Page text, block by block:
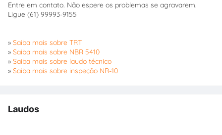
Entre em contato. Não espere os problemas se agravarem.
Ligue (61) 99993-9155
» Saiba mais sobre TRT
» Saiba mais sobre NBR 5410
» Saiba mais sobre laudo técnico
» Saiba mais sobre inspeção NR-10
Laudos